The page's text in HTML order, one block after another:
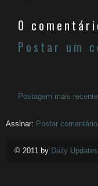
0
Postar um
Postagem mais recente
Assinar: Postar
© 2011 by Daily